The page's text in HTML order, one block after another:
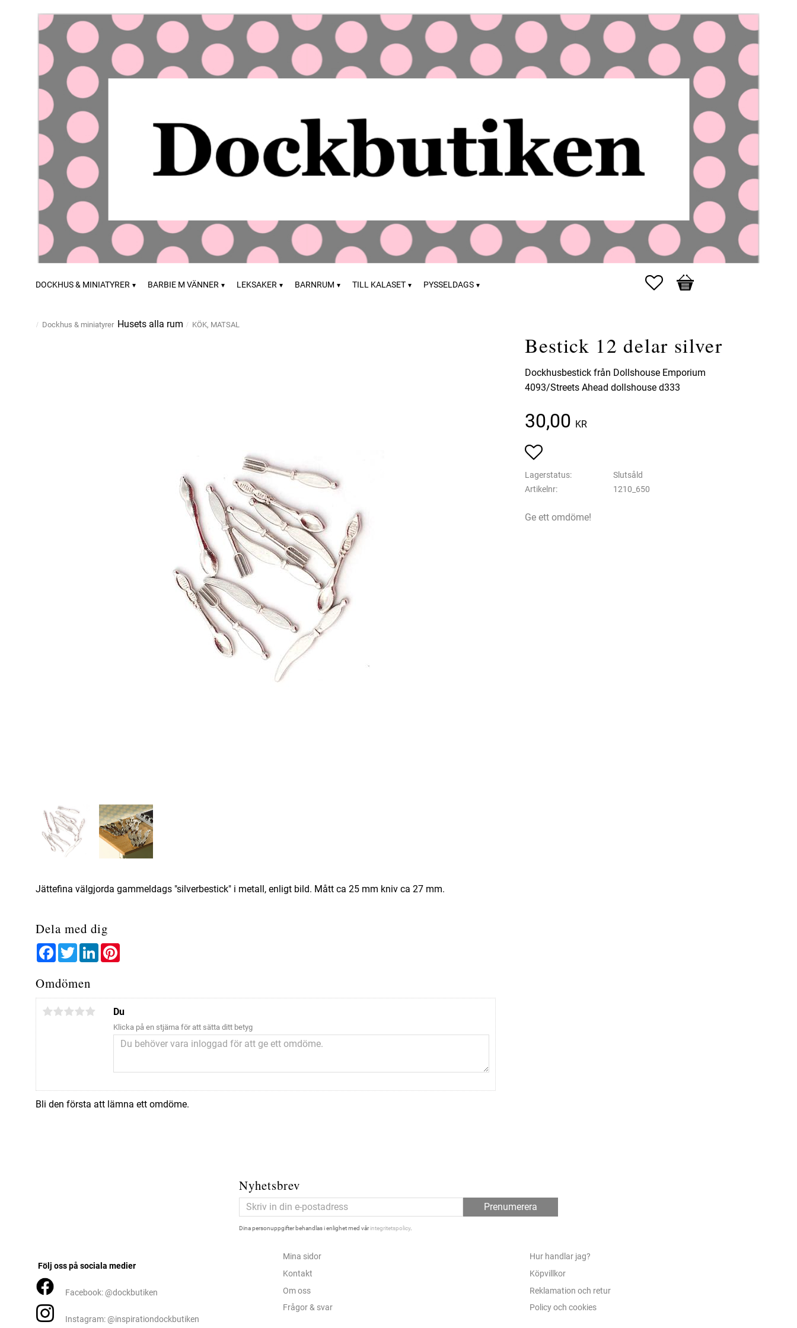
DOCKHUS & MINIATYRER BARBIE M VÄNNER LEKSAKER BARNRUM TILL KALASET PYSSELDAGS Favoriter
Kundvagn
Dockhus & miniatyrer Husets alla rum KÖK, MATSAL
Bestick 12 delar silver
Dockhusbestick från Dollshouse Emporium
4093/Streets Ahead dollshouse d333
30,00 KR
Lägg till i favoriter
Lagerstatus
Slutsåld
Artikelnr
1210_650
Ge ett omdöme!
Jättefina välgjorda gammeldags "silverbestick" i metall, enligt bild. Mått ca 25 mm kniv ca 27 mm.
Dela med dig
FacebookTwitterLinkedIn
Omdömen
Du
Klicka på en stjärna för att sätta ditt betyg
Bli den första att lämna ett omdöme.
Nyhetsbrev
Prenumerera
Dina personuppgifter behandlas i enlighet med vårintegritetspolicy.
Följ oss på sociala medier
Facebook: @dockbutiken
Instagram: @inspirationdockbutiken
Mina sidor
Kontakt
Om oss
Frågor & svar
Hur handlar jag?
Köpvillkor
Reklamation och retur
Policy och cookies